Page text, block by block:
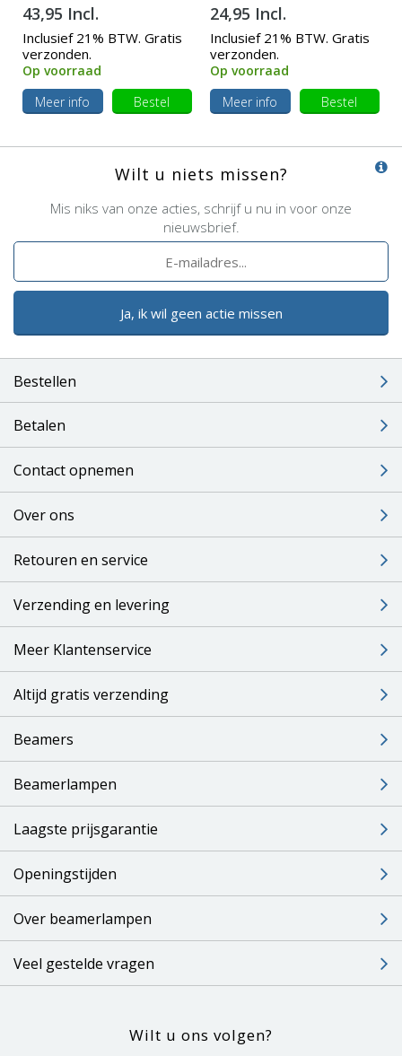
43,95 Incl.
Inclusief 21% BTW. Gratis
verzonden.
Op voorraad
Meer info
Bestel
24,95 Incl.
Inclusief 21% BTW. Gratis
verzonden.
Op voorraad
Meer info
Bestel
Wilt u niets missen?
Mis niks van onze acties, schrijf u nu in voor onze
nieuwsbrief.
Ja, ik wil geen actie missen
Bestellen
Betalen
Contact opnemen
Over ons
Retouren en service
Verzending en levering
Meer Klantenservice
Altijd gratis verzending
Beamers
Beamerlampen
Laagste prijsgarantie
Openingstijden
Over beamerlampen
Veel gestelde vragen
Wilt u ons volgen?